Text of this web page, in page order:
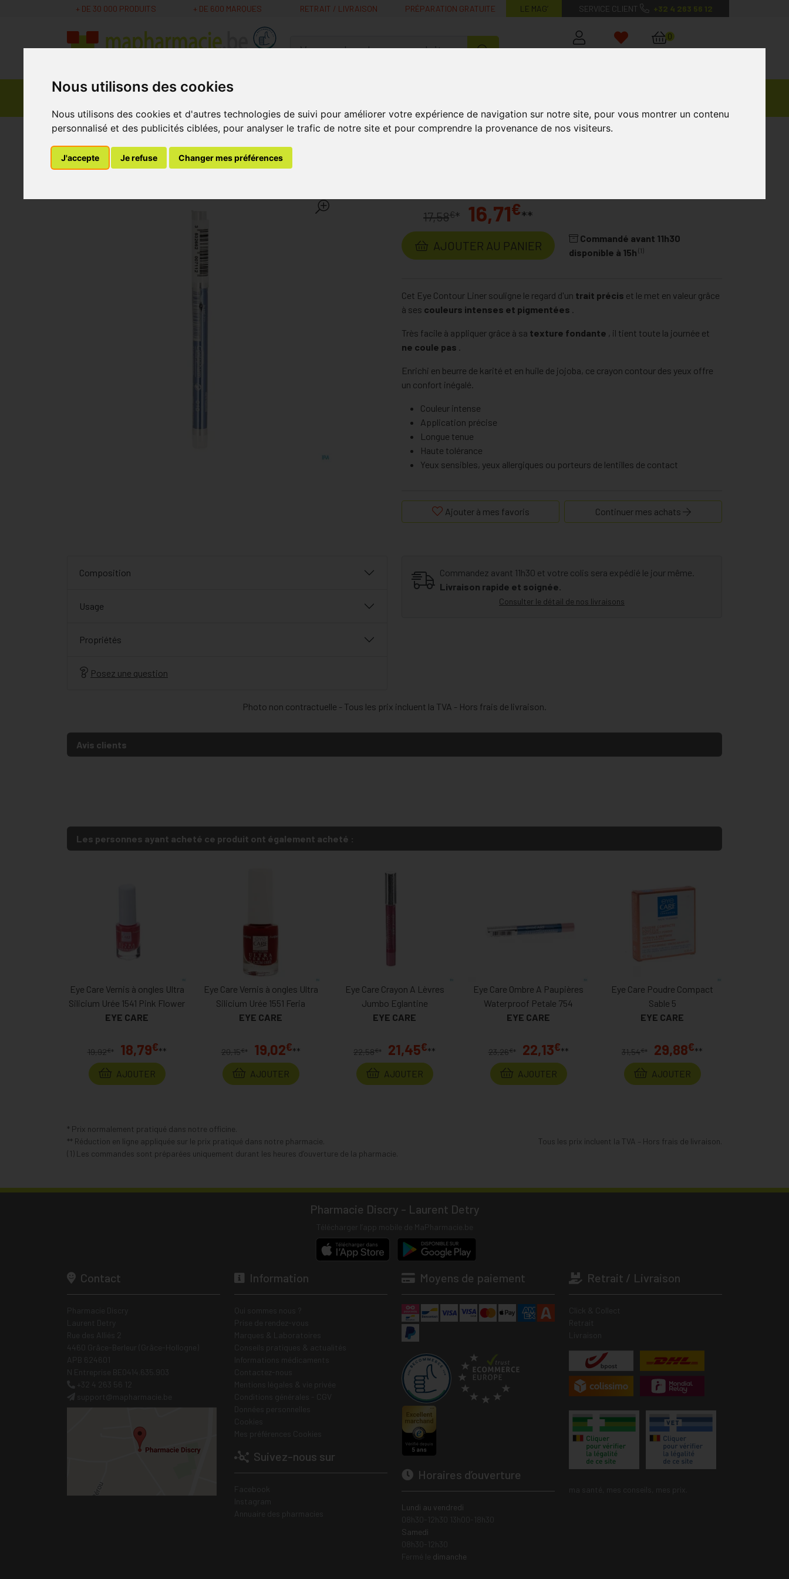
Nous utilisons des cookies
Nous utilisons des cookies et d'autres technologies de suivi pour améliorer votre expérience de navigation sur notre site, pour vous montrer un contenu
personnalisé et des publicités ciblées, pour analyser le trafic de notre site et pour comprendre la provenance de nos visiteurs.
J'accepte Je refuse Changer mes préférences
+ DE 30 000 PRODUITS + DE 600 MARQUES RETRAIT / LIVRAISON PRÉPARATION GRATUITE LE MAG’ SERVICE CLIENT +32 4 263 56 12
MaPharmacie.be ma santé, mes conseils, mes prix
Mon
Mes
Mon
0
Parapharmacie -
MaPharmacie.be Parapharmacie - Cosmétiques Maquillage Eye Liners Eye Care Crayon Yeux Blanc 711
Eye Care Crayon Yeux Blanc 711
17,58€* 16,71€**
AJOUTER AU PANIER
Commandé avant 11h30
disponible à 15h (1)
Cet Eye Contour Liner souligne le regard d'un trait précis et le met en valeur grâce
à ses couleurs intenses et pigmentées .
Très facile à appliquer grâce à sa texture fondante , il tient toute la journée et
ne coule pas .
Enrichi en beurre de karité et en huile de jojoba, ce crayon contour des yeux offre
un confort inégalé.
Couleur intense
Application précise
Longue tenue
Haute tolérance
Yeux sensibles, yeux allergiques ou porteurs de lentilles de contact
Ajouter à mes favoris Continuer mes achats
Composition
Usage
Propriétés
Posez une question
Commandez avant 11h30 et votre colis sera expédié le jour même.
Livraison rapide et soignée.
Consulter le détail de nos livraisons
Photo non contractuelle - Tous les prix incluent la TVA - Hors frais de livraison.
Avis clients
Les personnes ayant acheté ce produit ont également acheté :
Eye Care Vernis à ongles Ultra
Silicium Urée 1541 Pink Flower
EYE CARE
19,92€ * 18,79€**
AJOUTER
Eye Care Vernis à ongles Ultra
Silicium Urée 1551 Feria
EYE CARE
20,15€ * 19,02€**
AJOUTER
Eye Care Crayon A Lèvres
Jumbo Eglantine
EYE CARE
22,58€* 21,45€**
AJOUTER
Eye Care Ombre A Paupières
Waterproof Petale 754
EYE CARE
23,26€ * 22,13€**
AJOUTER
Eye Care Poudre Compact
Sable 5
EYE CARE
31,54€* 29,88€**
AJOUTER
* Prix normalement pratiqué dans notre officine.
** Réduction en ligne appliquée sur le prix pratiqué dans notre pharmacie.
(1) Les commandes sont préparées uniquement durant les heures d’ouverture de la pharmacie.
Tous les prix incluent la TVA – Hors frais de livraison.
Pharmacie Discry - Laurent Detry
Contact Information
Suivez-nous sur
Moyens de paiement
Horaires d’ouverture
Lundi au vendredi
Samedi
dimanche
Retrait / Livraison